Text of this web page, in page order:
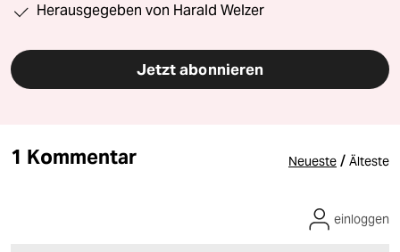
Herausgegeben von Harald Welzer
Jetzt abonnieren
1 Kommentar Neueste / Älteste
einloggen